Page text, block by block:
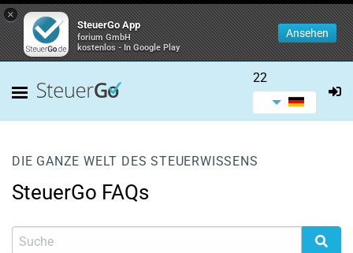
×
SteuerGo App
forium GmbH
kostenlos - In Google Play
Ansehen
22
DIE GANZE WELT DES STEUERWISSENS
SteuerGo FAQs